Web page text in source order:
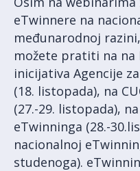
eTwinnere na
međunarodnoj
možete pratiti na na
inicijativa Agencije
(18. listopada), na
(27.-29. listopada),
eTwinninga (28.-
nacionalnoj
studenoga).